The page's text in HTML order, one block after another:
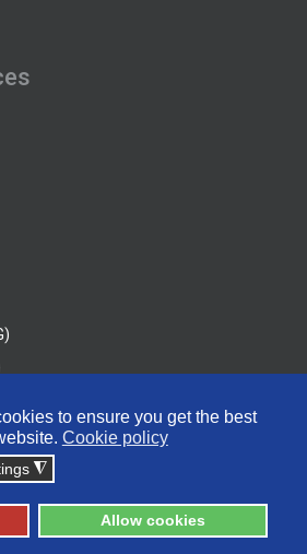
to ensure you get the best
Cookie policy
◮
Allow cookies